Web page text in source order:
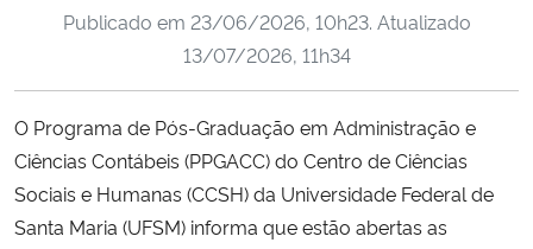
Ministério da Cidadania
Ministério de Minas e Energia
Ministério da Ciência, Tecnologia, Inovações e Comunicações
Publicado em 23/06/2026, 10h23. Atualizado
13/07/2026, 11h34
O Programa de Pós-Graduação em Administração e
Ciências Contábeis (PPGACC) do Centro de Ciências
Sociais e Humanas (CCSH) da Universidade Federal de
Santa Maria (UFSM) informa que estão abertas as